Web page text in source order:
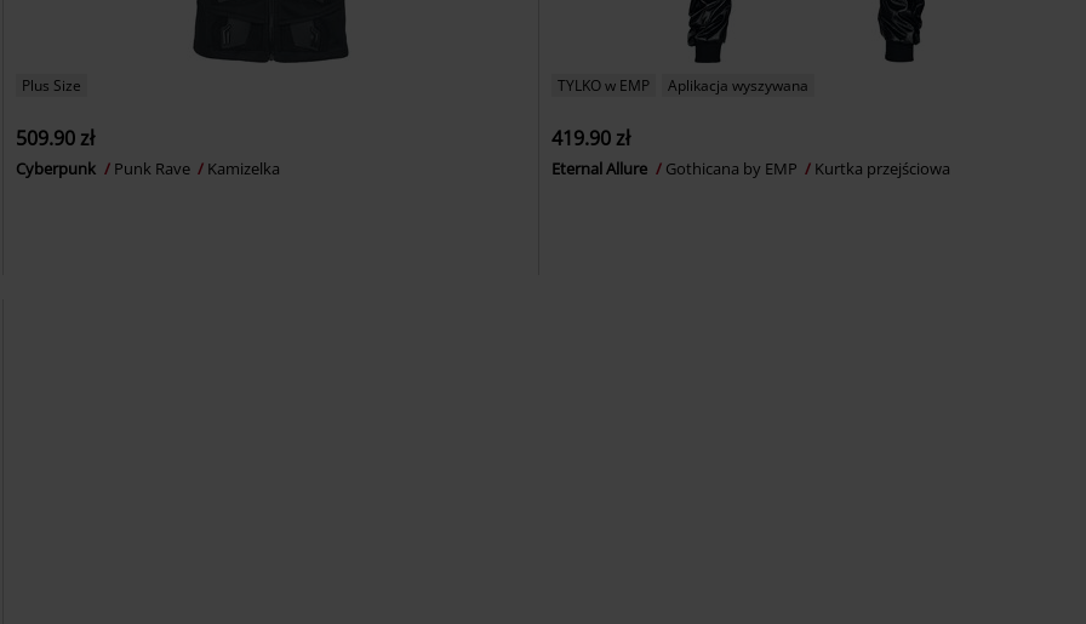
Plus Size
509.90 zł
Cyberpunk Punk Rave Kamizelka
TYLKO w EMP Aplikacja wyszywana
419.90 zł
Eternal Allure Gothicana by EMP Kurtka przejściowa